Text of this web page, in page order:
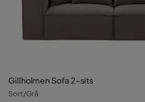
Gillholmen Sofa 2-sits
Sort/Grå